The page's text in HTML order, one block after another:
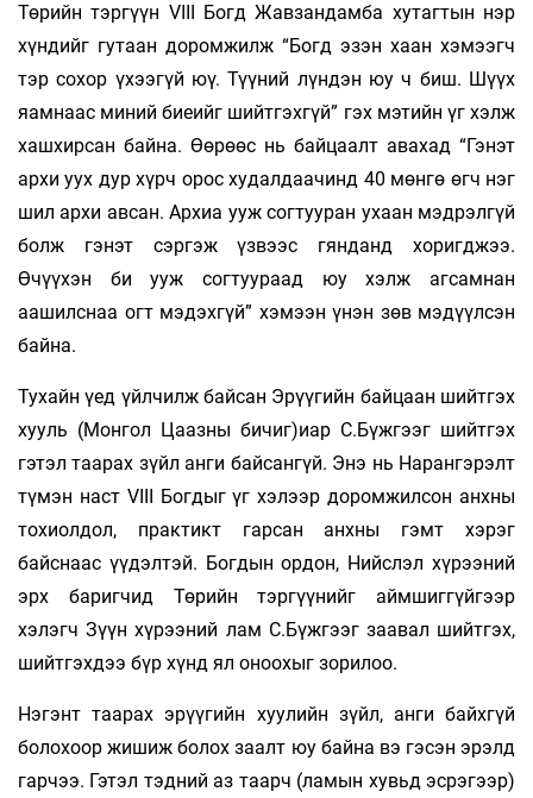
Төрийн тэргүүн VIII Богд Жавзандамба хутагтын нэр
хүндийг гутаан доромжилж “Богд эзэн хаан хэмээгч
тэр сохор үхээгүй юү. Түүний лүндэн юу ч биш. Шүүх
яамнаас миний биеийг шийтгэхгүй” гэх мэтийн үг хэлж
хашхирсан байна. Өөрөөс нь байцаалт авахад “Гэнэт
архи уух дур хүрч орос худалдаачинд 40 мөнгө өгч нэг
шил архи авсан. Архиа ууж согтууран ухаан мэдрэлгүй
болж гэнэт сэргэж үзвээс гянданд хоригджээ.
Өчүүхэн би ууж согтуураад юу хэлж агсамнан
аашилснаа огт мэдэхгүй” хэмээн үнэн зөв мэдүүлсэн
байна.
Тухайн үед үйлчилж байсан Эрүүгийн байцаан шийтгэх
хууль (Монгол Цаазны бичиг)иар С.Бүжгээг шийтгэх
гэтэл таарах зүйл анги байсангүй. Энэ нь Нарангэрэлт
түмэн наст VIII Богдыг үг хэлээр доромжилсон анхны
тохиолдол, практикт гарсан анхны гэмт хэрэг
байснаас үүдэлтэй. Богдын ордон, Нийслэл хүрээний
эрх баригчид Төрийн тэргүүнийг аймшиггүйгээр
хэлэгч Зүүн хүрээний лам С.Бүжгээг заавал шийтгэх,
шийтгэхдээ бүр хүнд ял оноохыг зорилоо.
Нэгэнт таарах эрүүгийн хуулийн зүйл, анги байхгүй
болохоор жишиж болох заалт юу байна вэ гэсэн эрэлд
гарчээ. Гэтэл тэдний аз таарч (ламын хувьд эсрэгээр)